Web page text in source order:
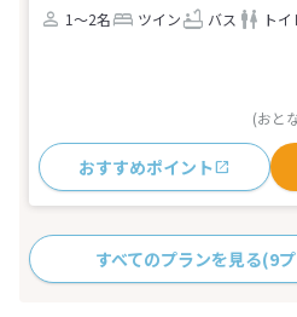
1～2名
ツイン バス トイ
(おと
おすすめポイント
すべてのプランを見る(9